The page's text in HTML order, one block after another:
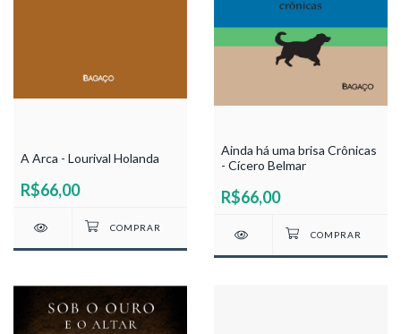
A Arca - Lourival Holanda
R$66,00
Ainda há uma brisa Crônicas
- Cícero Belmar
R$66,00